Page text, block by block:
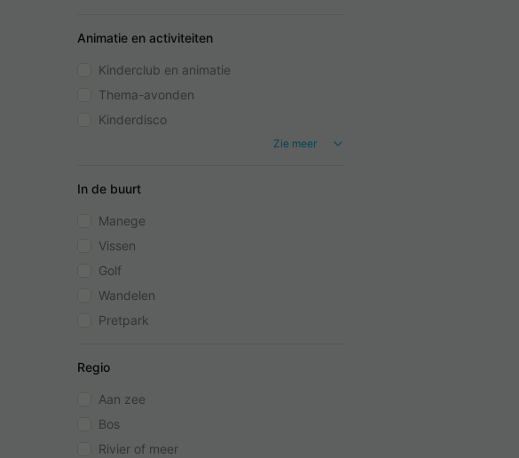
Animatie en activiteiten
Kinderclub en animatie
Thema-avonden
Kinderdisco
Zie meer
In de buurt
Manege
Vissen
Golf
Wandelen
Pretpark
Regio
Aan zee
Bos
Rivier of meer